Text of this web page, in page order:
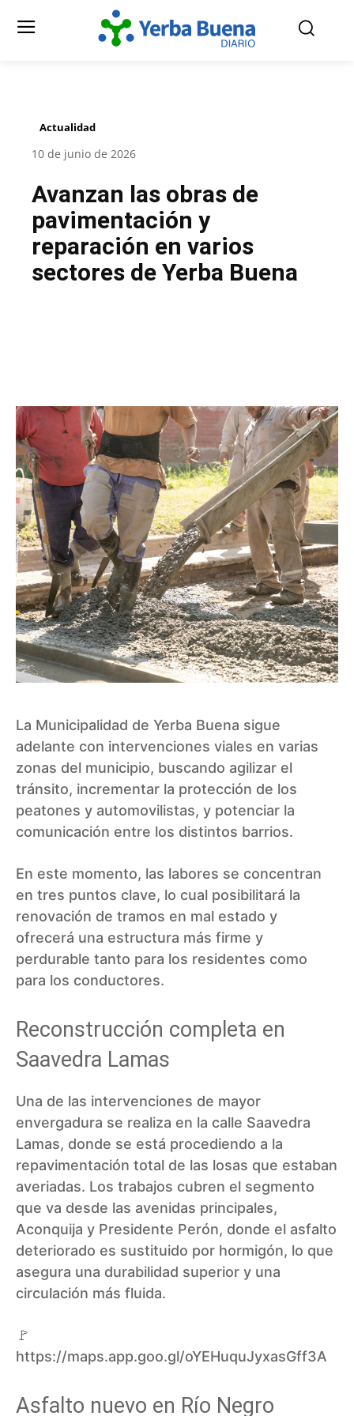
Actualidad
10 de junio de 2026
Avanzan las obras de
pavimentación y
reparación en varios
sectores de Yerba Buena
La Municipalidad de Yerba Buena sigue
adelante con intervenciones viales en varias
zonas del municipio, buscando agilizar el
tránsito, incrementar la protección de los
peatones y automovilistas, y potenciar la
comunicación entre los distintos barrios.
En este momento, las labores se concentran
en tres puntos clave, lo cual posibilitará la
renovación de tramos en mal estado y
ofrecerá una estructura más firme y
perdurable tanto para los residentes como
para los conductores.
Reconstrucción completa en
Saavedra Lamas
Una de las intervenciones de mayor
envergadura se realiza en la calle Saavedra
Lamas, donde se está procediendo a la
repavimentación total de las losas que estaban
averiadas. Los trabajos cubren el segmento
que va desde las avenidas principales,
Aconquija y Presidente Perón, donde el asfalto
deteriorado es sustituido por hormigón, lo que
asegura una durabilidad superior y una
circulación más fluida.
🚩
https://maps.app.goo.gl/oYEHuquJyxasGff3A
Asfalto nuevo en Río Negro